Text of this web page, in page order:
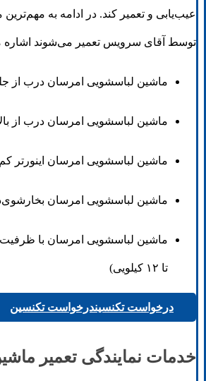
عیب‌یابی و تعمیر کند. در ادامه به
توسط آقای سرویس تعمیر می‌شوند اشاره
ماشین لباسشویی امرسان درب از
ماشین لباسشویی امرسان درب از
ماشین لباسشویی امرسان اینورتر
ماشین لباسشویی امرسان
تا ۱۲ کیلویی)
درخواست تکنسیندرخواست تکنسین
خدمات نمایندگی تعمیر